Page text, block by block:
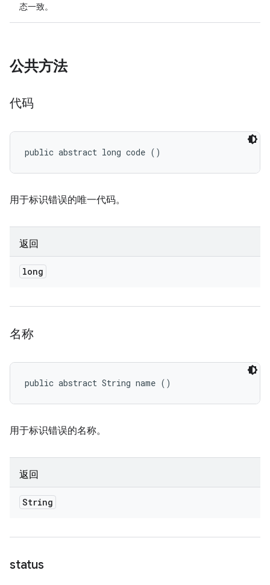
态一致。
公共方法
代码
public abstract long code ()
用于标识错误的唯一代码。
返回
long
名称
public abstract String name ()
用于标识错误的名称。
返回
String
status